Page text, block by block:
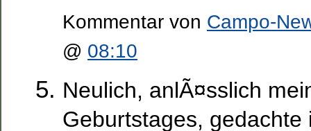
Kommentar von Campo-
@ 08:10
Neulich, anlÃ¤sslich
Geburtstages, gedachte